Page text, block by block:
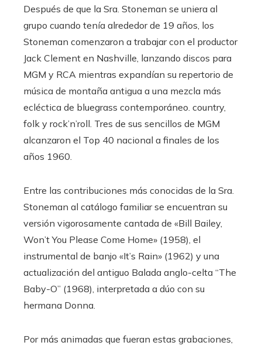
Después de que la Sra. Stoneman se uniera al
grupo cuando tenía alrededor de 19 años, los
Stoneman comenzaron a trabajar con el productor
Jack Clement en Nashville, lanzando discos para
MGM y RCA mientras expandían su repertorio de
música de montaña antigua a una mezcla más
ecléctica de bluegrass contemporáneo. country,
folk y rock’n’roll. Tres de sus sencillos de MGM
alcanzaron el Top 40 nacional a finales de los
años 1960.
Entre las contribuciones más conocidas de la Sra.
Stoneman al catálogo familiar se encuentran su
versión vigorosamente cantada de «Bill Bailey,
Won’t You Please Come Home» (1958), el
instrumental de banjo «It’s Rain» (1962) y una
actualización del antiguo Balada anglo-celta “The
Baby-O” (1968), interpretada a dúo con su
hermana Donna.
Por más animadas que fueran estas grabaciones,